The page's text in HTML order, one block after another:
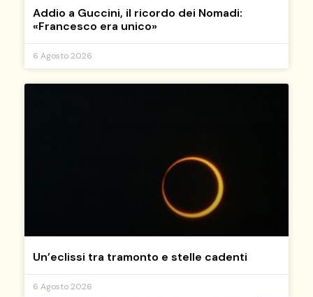
Addio a Guccini, il ricordo dei Nomadi:
«Francesco era unico»
6 Agosto 2026
Un’eclissi tra tramonto e stelle cadenti
6 Agosto 2026